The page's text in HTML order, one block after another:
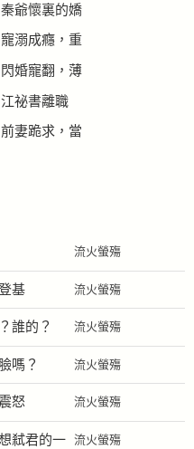
生嬌妻甜爆了
秦爺懷裏的嬌
妻是大佬
寵溺成癮，重
生嬌妻又甜又
撩
閃婚寵翻，薄
醫生半夜洗牀
單
江祕書離職
後，謝總氣瘋
前妻跪求，當
流火螢殤
基 流火螢殤
誰的？ 流火螢殤
嗎？ 流火螢殤
怒 流火螢殤
弒君的一 流火螢殤